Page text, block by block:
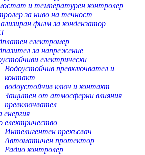
и температурен контролер
за ниво на течност
филм за кондензатор
електромер
за напрежение
електрически
Водоустойчив превключвател и
контакт
водоустойчив ключ и контакт
Защитен от атмосферни влияния
превключвател
енергия
електричество
Интелигентен прекъсвач
Автоматичен протектор
Радио контролер